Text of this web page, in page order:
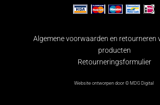
Algemene voorwaarden en retourneren
producten
Retourneringsformulier
Website ontworpen door © MDG Digital